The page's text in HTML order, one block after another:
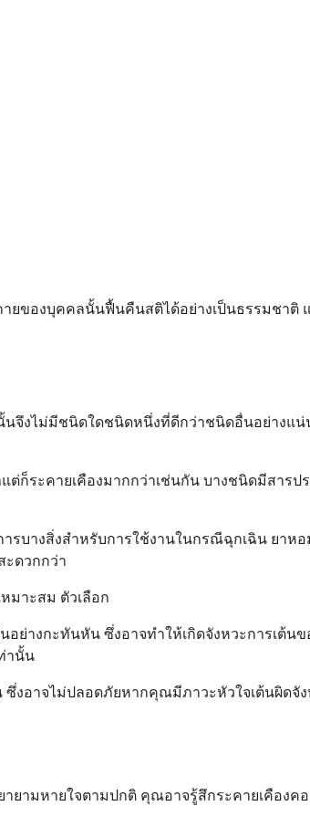
ยของบุคคลนั้นฟื้นคืนสติได้อย่างเป็นธรรมชา
จึงไม่มีชนิดใดชนิดหนึ่งที่ดีกว่าชนิดอื่นอย่าง
ระคายเคืองมากกว่าเช่นกัน บางชนิดมีสารป
างสิ่งสำหรับการใช้งานในกรณีฉุกเฉิน ยาห
ดวกกว่า
มาะสม ตัวเลือก
อย่างกะทันหัน ซึ่งอาจทำให้เกิดจังหวะการเ
านั้น
งอาจไม่ปลอดภัยหากคุณมีภาวะหัวใจเต้นผิด
ามหายใจตามปกติ คุณอาจรู้สึกระคายเคือง